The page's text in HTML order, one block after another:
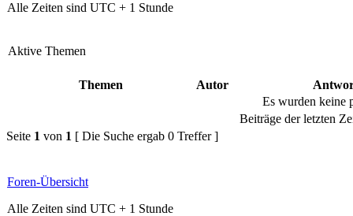
Alle Zeiten sind UTC + 1 Stunde
Aktive Themen
Themen Autor
Es wurden keine
Beiträge der letzten
Seite 1 von 1 [ Die Suche ergab 0 Treffer ]
Foren-Übersicht
Alle Zeiten sind UTC + 1 Stunde